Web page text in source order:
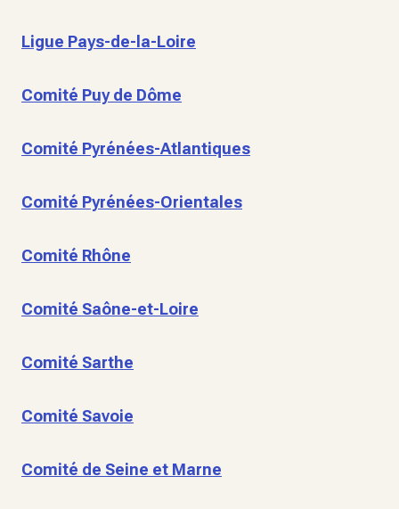
Ligue Pays-de-la-Loire
Comité Puy de Dôme
Comité Pyrénées-Atlantiques
Comité Pyrénées-Orientales
Comité Rhône
Comité Saône-et-Loire
Comité Sarthe
Comité Savoie
Comité de Seine et Marne